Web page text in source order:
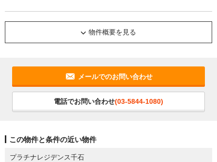
物件概要を見る
メールでのお問い合わせ
電話でお問い合わせ(03-5844-1080)
この物件と条件の近い物件
プラチナレジデンス千石